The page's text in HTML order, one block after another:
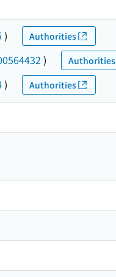
) Authorities
) Authorities
) Authorities